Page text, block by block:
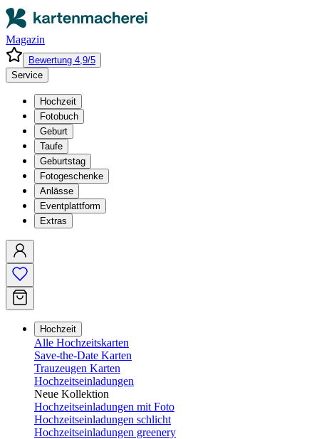
Magazin
Bewertung 4,9/5
Service
Hochzeit
Fotobuch
Geburt
Taufe
Geburtstag
Fotogeschenke
Anlässe
Eventplattform
Extras
Hochzeit
Alle Hochzeitskarten
Save-the-Date Karten
Trauzeugen Karten
Hochzeitseinladungen
Neue Kollektion
Hochzeitseinladungen mit Foto
Hochzeitseinladungen schlicht
Hochzeitseinladungen greenery